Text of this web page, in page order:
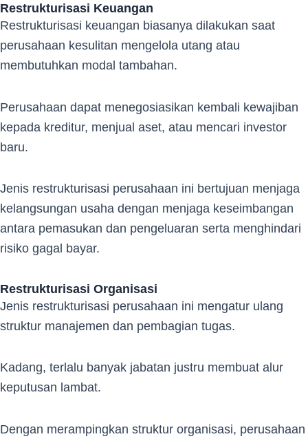
Restrukturisasi Keuangan
Restrukturisasi keuangan biasanya dilakukan saat
perusahaan kesulitan mengelola utang atau
membutuhkan modal tambahan.
Perusahaan dapat menegosiasikan kembali kewajiban
kepada kreditur, menjual aset, atau mencari investor
baru.
Jenis restrukturisasi perusahaan ini bertujuan menjaga
kelangsungan usaha dengan menjaga keseimbangan
antara pemasukan dan pengeluaran serta menghindari
risiko gagal bayar.
Restrukturisasi Organisasi
Jenis restrukturisasi perusahaan ini mengatur ulang
struktur manajemen dan pembagian tugas.
Kadang, terlalu banyak jabatan justru membuat alur
keputusan lambat.
Dengan merampingkan struktur organisasi, perusahaan